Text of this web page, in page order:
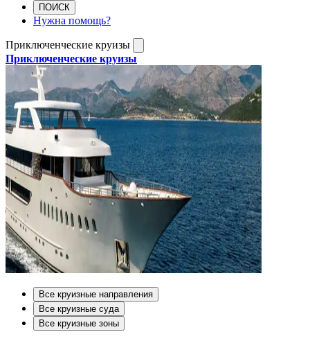
ПОИСК
Нужна помощь?
Приключенческие круизы
Приключенческие круизы
Все круизные направления
Все круизные суда
Все круизные зоны